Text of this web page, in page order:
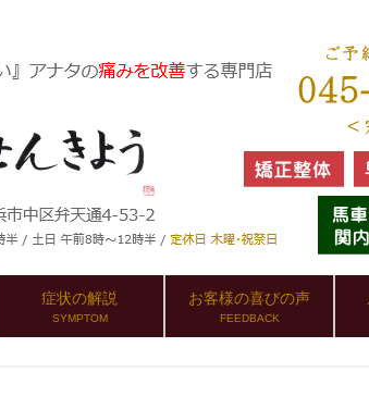
症状の解説
SYMPTOM
お客様の喜びの声
FEEDBACK